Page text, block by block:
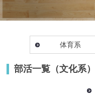
体育系
部活一覧（文化系）